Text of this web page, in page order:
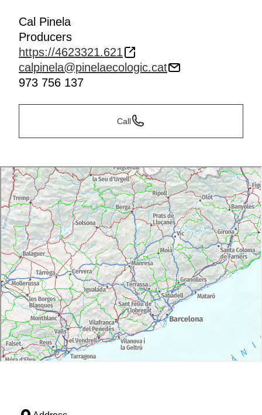
Cal Pinela
Producers
https://4623321.621
calpinela@pinelaecologic.cat
973 756 137
Call